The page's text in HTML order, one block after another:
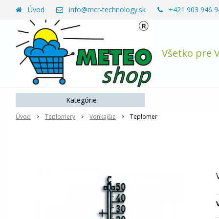
Všetko pre
Úvod info@mcr-technology.sk +421 903 946
Úvod Teplomery Vonkajšie Teplomer
Kategórie